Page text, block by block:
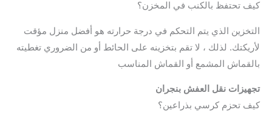
كيف تحتفظ بالكنب في المخزن؟
التخزين الذي يتم التحكم في درجة حرارته هو أفضل منزل مؤقت
لأريكتك. لذلك ، لا تقم بتخزينه على الحائط أو من الضروري تغطيته
بالقماش المشمع أو القماش المناسب
تجهيزات نقل العفش بنجران
كيف تحزم كرسي بذراعين؟